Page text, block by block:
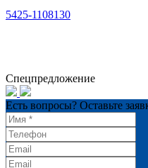
5425-1108130
Спецпредложение
Есть вопросы? Оставьте